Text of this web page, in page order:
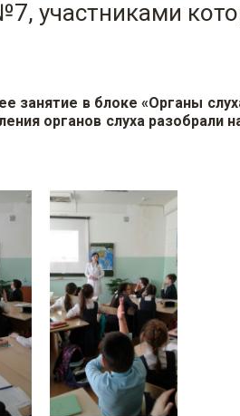
участниками
занятие в блоке «Органы
органов слуха разобрали